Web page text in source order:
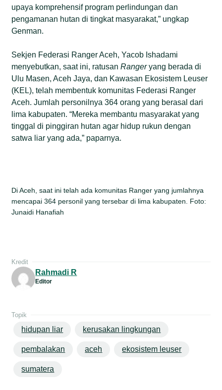
upaya komprehensif program perlindungan dan
pengamanan hutan di tingkat masyarakat,” ungkap
Genman.
Sekjen Federasi Ranger Aceh, Yacob Ishadami
menyebutkan, saat ini, ratusanRangeryang berada di
Ulu Masen, Aceh Jaya, dan Kawasan Ekosistem Leuser
(KEL), telah membentuk komunitas Federasi Ranger
Aceh. Jumlah personilnya 364 orang yang berasal dari
lima kabupaten. “Mereka membantu masyarakat yang
tinggal di pinggiran hutan agar hidup rukun dengan
satwa liar yang ada,” paparnya.
Di Aceh, saat ini telah ada komunitas Ranger yang jumlahnya
mencapai 364 personil yang tersebar di lima kabupaten. Foto:
Junaidi Hanafiah
Kredit
Rahmadi R
Editor
Topik
hidupan liar kerusakan lingkungan
pembalakan aceh ekosistem leuser
sumatera